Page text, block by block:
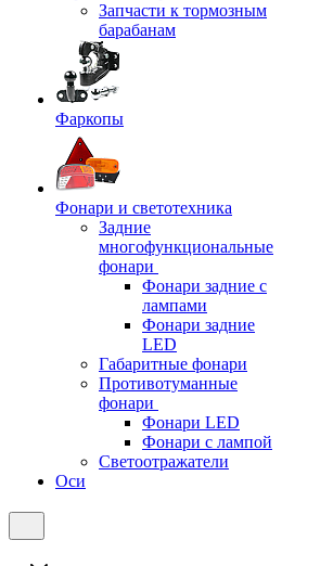
Запчасти к тормозным
барабанам
Фаркопы
Фонари и светотехника
Задние
многофункциональные
фонари
Фонари задние с
лампами
Фонари задние
LED
Габаритные фонари
Противотуманные
фонари
Фонари LED
Фонари с лампой
Светоотражатели
Оси